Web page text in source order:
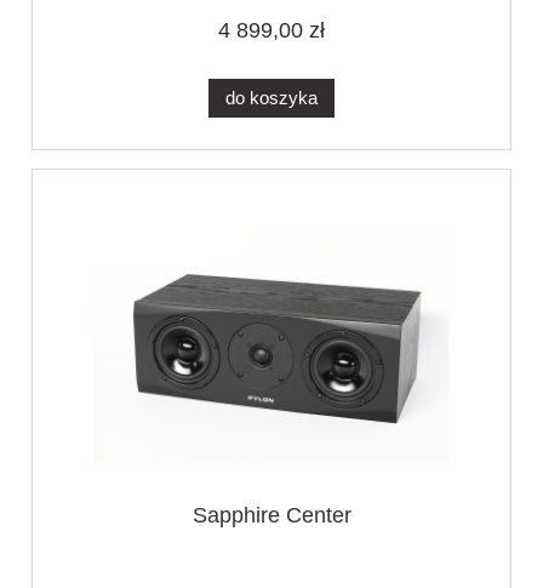
4 899,00 zł
do koszyka
Sapphire Center